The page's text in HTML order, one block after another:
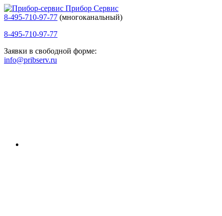
Прибор Сервис
8-495-710-97-77 (многоканальный)
8-495-710-97-77
Заявки в свободной форме:
info@pribserv.ru